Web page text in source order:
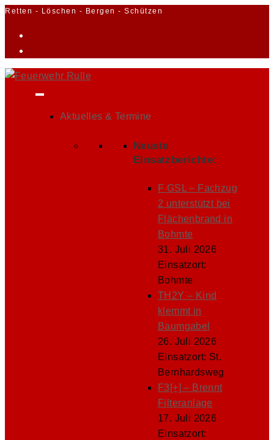
Zum
Retten - Löschen - Bergen - Schützen
Aktuelles & Termine
Neuste
Einsatzberichte:
F GSL – Fachzug
2 unterstützt bei
Flächenbrand in
Bohmte
31. Juli 2026
Einsatzort:
Bohmte
TH2Y – Kind
klemmt in
Baumgabel
26. Juli 2026
Einsatzort: St.
Bernhardsweg
F3[+] – Brennt
Filteranlage
17. Juli 2026
Einsatzort: